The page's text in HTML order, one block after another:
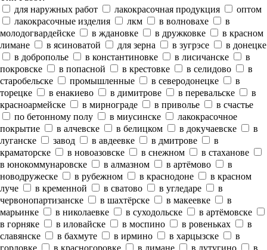
для наружных работ
лакокрасочная продукция
оптом
лакокрасочные изделия
лкм в волновахе
в
молодогвардейске
в ждановке в дружковке
в красном
лимане
в ясиноватой для зерна в зугрэсе
в донецке
в доброполье
в константиновке в лисичанске
в
покровске
в попасной в крестовке в селидово
в
старобельске
промышленные в северодонецке
в
торецке
в енакиево в димитрове в перевальске
в
красноармейске
в мирнограде в приволье
в счастье
по бетонному полу
в миусинске
лакокрасочное
покрытие
в алчевске в белицком в докучаевске
в
луганске
завод в авдеевке в дмитрове
в
краматорске
в новоазовске в снежном
в стаханове
в юнокоммунаровске
в алмазном в артёмово
в
новодружеске
в рубежном в краснодоне
в красном
луче
в кременной в сватово в угледаре
в
червонопартизанске
в шахтёрске в макеевке
в
марьинке
в николаевке в суходольске
в артёмовске
в горняке
в иловайске в моспино в ровеньках
в
славянске
в бахмуте в ирмино в харцызске
в
горловке
в красногоровке в лимане в лутугино
в